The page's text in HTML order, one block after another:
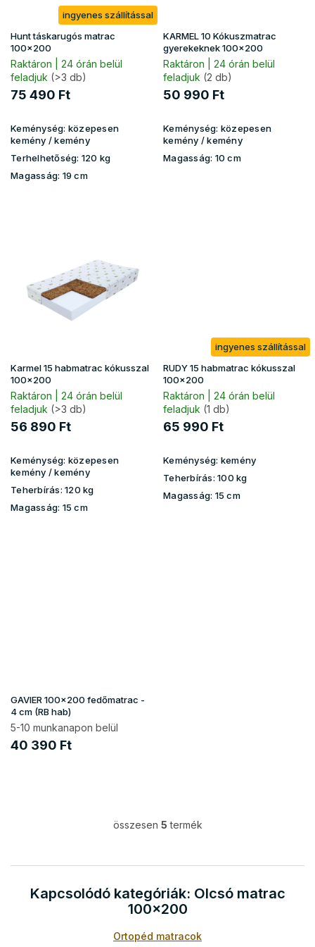
i
s
t
á
j
ingyenes szállítással
Hunt táskarugós matrac
100x200
Raktáron | 24 órán belül
feladjuk (>3 db)
75 490 Ft
Keménység: közepesen
kemény / kemény
Terhelhetőség: 120 kg
Magasság: 19 cm
KARMEL 10 Kókuszmatrac
gyerekeknek 100x200
Raktáron | 24 órán belül
feladjuk (2 db)
50 990 Ft
Keménység: közepesen
kemény / kemény
Magasság: 10 cm
Karmel 15 habmatrac kókusszal
100x200
Raktáron | 24 órán belül
feladjuk (>3 db)
56 890 Ft
Keménység: közepesen
kemény / kemény
Teherbírás: 120 kg
Magasság: 15 cm
ingyenes szállítással
RUDY 15 habmatrac kókusszal
100x200
Raktáron | 24 órán belül
feladjuk (1 db)
65 990 Ft
Keménység: kemény
Teherbírás: 100 kg
Magasság: 15 cm
GAVIER 100x200 fedőmatrac -
4 cm (RB hab)
5-10 munkanapon belül
40 390 Ft
L
t
a
i
r
n
összesen 5 termék
Kapcsolódó kategóriák: Olcsó matrac
100x200
Ortopéd matracok